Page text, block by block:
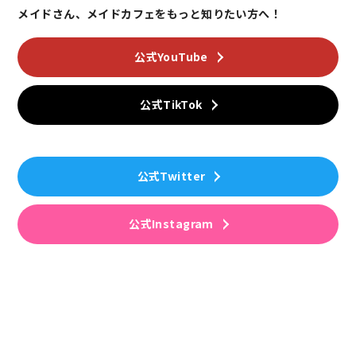
メイドさん、メイドカフェをもっと知りたい方へ！
公式YouTube
公式TikTok
公式Twitter
公式Instagram